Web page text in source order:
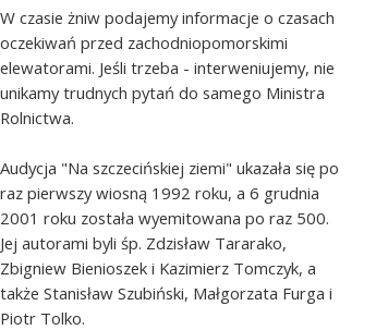
W czasie żniw podajemy informacje o czasach
oczekiwań przed zachodniopomorskimi
elewatorami. Jeśli trzeba - interweniujemy, nie
unikamy trudnych pytań do samego Ministra
Rolnictwa.
Audycja "Na szczecińskiej ziemi" ukazała się po
raz pierwszy wiosną 1992 roku, a 6 grudnia
2001 roku została wyemitowana po raz 500.
Jej autorami byli śp. Zdzisław Tararako,
Zbigniew Bienioszek i Kazimierz Tomczyk, a
także Stanisław Szubiński, Małgorzata Furga i
Piotr Tolko.